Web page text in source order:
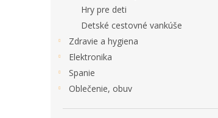
Hry pre deti
Detské cestovné vankúše
Zdravie a hygiena
Elektronika
Spanie
Oblečenie, obuv